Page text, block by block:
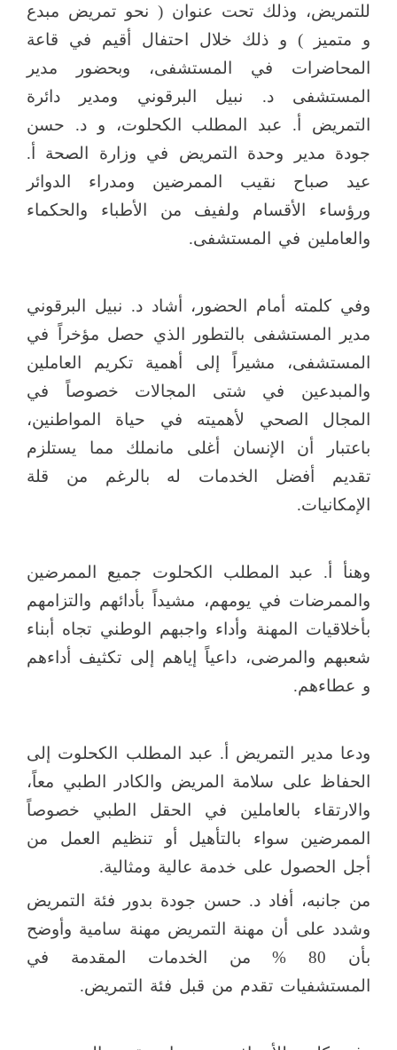
للتمريض، وذلك تحت عنوان ( نحو تمريض مبدع
و متميز ) و ذلك خلال احتفال أقيم في قاعة
المحاضرات في المستشفى، وبحضور مدير
المستشفى د. نبيل البرقوني ومدير دائرة
التمريض أ. عبد المطلب الكحلوت، و د. حسن
جودة مدير وحدة التمريض في وزارة الصحة أ.
عيد صباح نقيب الممرضين ومدراء الدوائر
ورؤساء الأقسام ولفيف من الأطباء والحكماء
والعاملين في المستشفى.
وفي كلمته أمام الحضور، أشاد د. نبيل البرقوني
مدير المستشفى بالتطور الذي حصل مؤخراً في
المستشفى، مشيراً إلى أهمية تكريم العاملين
والمبدعين في شتى المجالات خصوصاً في
المجال الصحي لأهميته في حياة المواطنين،
باعتبار أن الإنسان أغلى مانملك مما يستلزم
تقديم أفضل الخدمات له بالرغم من قلة
الإمكانيات.
وهنأ أ. عبد المطلب الكحلوت جميع الممرضين
والممرضات في يومهم، مشيداً بأدائهم والتزامهم
بأخلاقيات المهنة وأداء واجبهم الوطني تجاه أبناء
شعبهم والمرضى، داعياً إياهم إلى تكثيف أداءهم
و عطاءهم.
ودعا مدير التمريض أ. عبد المطلب الكحلوت إلى
الحفاظ على سلامة المريض والكادر الطبي معاً،
والارتقاء بالعاملين في الحقل الطبي خصوصاً
الممرضين سواء بالتأهيل أو تنظيم العمل من
أجل الحصول على خدمة عالية ومثالية.
من جانبه، أفاد د. حسن جودة بدور فئة التمريض
وشدد على أن مهنة التمريض مهنة سامية وأوضح
بأن 80 % من الخدمات المقدمة في
المستشفيات تقدم من قبل فئة التمريض.